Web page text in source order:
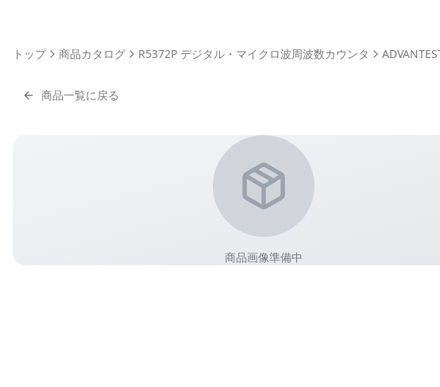
トップ 商品カタログ R5372P デジタル・マイクロ波周波数カウンタ
商品一覧に戻る
商品画像準備中